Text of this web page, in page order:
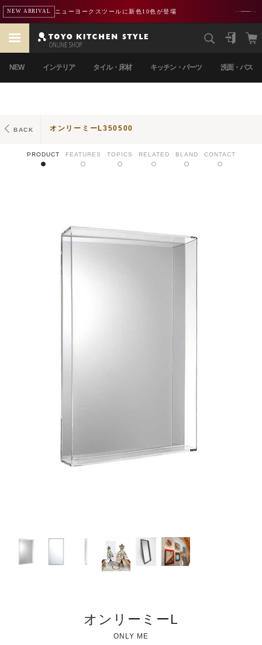
NEW ARRIVAL ニューヨークスツールに新色10色が登場
NEW インテリア タイル・床材 キッチン・パーツ 洗面・バス
BACK オンリーミーL350500
PRODUCT FEATURES TOPICS RELATED BLAND CONTACT
オンリーミーL
ONLY ME